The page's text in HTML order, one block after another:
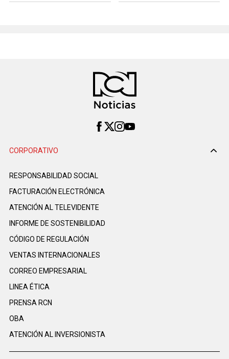
CORPORATIVO
RESPONSABILIDAD SOCIAL
FACTURACIÓN ELECTRÓNICA
ATENCIÓN AL TELEVIDENTE
INFORME DE SOSTENIBILIDAD
CÓDIGO DE REGULACIÓN
VENTAS INTERNACIONALES
CORREO EMPRESARIAL
LINEA ÉTICA
PRENSA RCN
OBA
ATENCIÓN AL INVERSIONISTA